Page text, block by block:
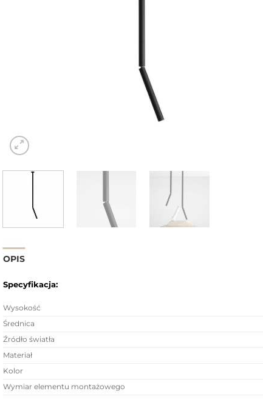
OPIS
Specyfikacja:
Wysokość
Średnica
Źródło światła
Materiał
Kolor
Wymiar elementu montażowego